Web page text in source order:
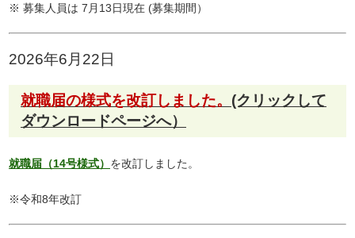
※ 募集人員は 7月13日現在 (募集期間）
2026年6月22日
就職届の様式を改訂しました。 (クリックして
ダウンロードページへ）
就職届（14号様式） を改訂しました。
※令和8年改訂